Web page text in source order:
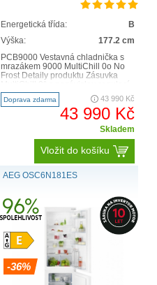
Energetická třída:
B
Výška:
177.2 cm
PCB9000 Vestavná chladnička s
mrazákem 9000 MultiChill 0o No
Frost Detaily produktu Zásuvka
teploty vám dáv..
Doprava zdarma 43 990 Kč
43 990 Kč
Skladem
Vložit do košíku
AEG OSC6N181ES
-36%